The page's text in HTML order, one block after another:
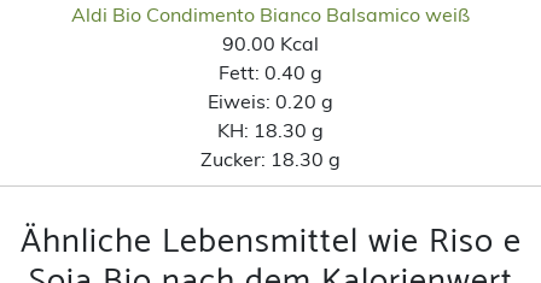
Aldi Bio Condimento Bianco Balsamico weiß
90.00 Kcal
Fett: 0.40 g
Eiweis: 0.20 g
KH: 18.30 g
Zucker: 18.30 g
Ähnliche Lebensmittel wie Riso e